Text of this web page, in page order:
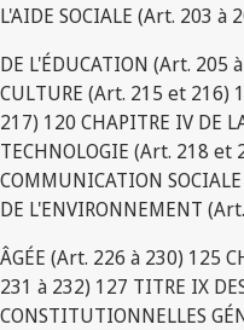
L'AIDE SOCIALE (Art. 203 à
DE L'ÉDUCATION (Art. 205
CULTURE (Art. 215 et 216)
217) 120 CHAPITRE IV DE
TECHNOLOGIE (Art. 218 et
COMMUNICATION
DE L'ENVIRONNEMENT
ÂGÉE (Art. 226 à 230) 125
231 à 232) 127 TITRE IX
CONSTITUTIONNELLES